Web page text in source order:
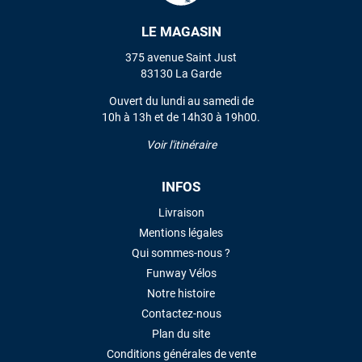
LE MAGASIN
375 avenue Saint Just
83130 La Garde
Ouvert du lundi au samedi de
10h à 13h et de 14h30 à 19h00.
Voir l'itinéraire
INFOS
Livraison
Mentions légales
Qui sommes-nous ?
Funway Vélos
Notre histoire
Contactez-nous
Plan du site
Conditions générales de vente
VOIR TOUS LES AVIS
LAISSER UN AVIS